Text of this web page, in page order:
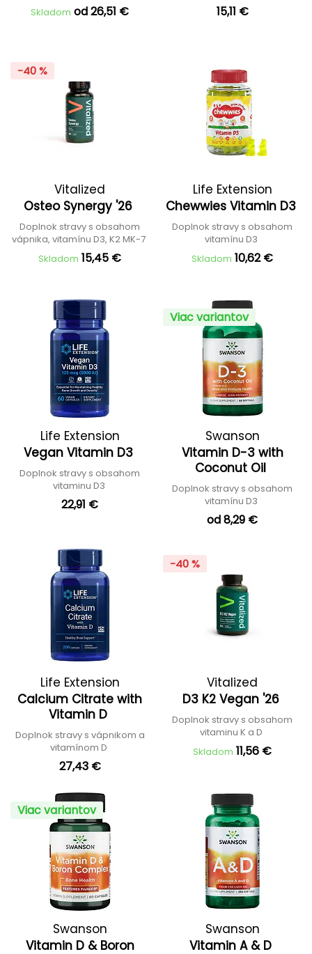
Skladom od 26,51 € 15,11 €
-40 %
Vitalized
Osteo Synergy '26
Doplnok stravy s obsahom
vápnika, vitamínu D3, K2 MK-7
Skladom 15,45 €
Life Extension
Chewwies Vitamin D3
Doplnok stravy s obsahom
vitamínu D3
Skladom 10,62 €
Life Extension
Vegan Vitamin D3
Doplnok stravy s obsahom
vitaminu D3
22,91 €
Viac variantov
Swanson
Vitamin D-3 with
Coconut Oil
Doplnok stravy s obsahom
vitamínu D3
od 8,29 €
Life Extension
Calcium Citrate with
Vitamin D
Doplnok stravy s vápnikom a
vitamínom D
27,43 €
-40 %
Vitalized
D3 K2 Vegan '26
Doplnok stravy s obsahom
vitaminu K a D
Skladom 11,56 €
Viac variantov
Swanson
Vitamin D & Boron
Swanson
Vitamin A & D